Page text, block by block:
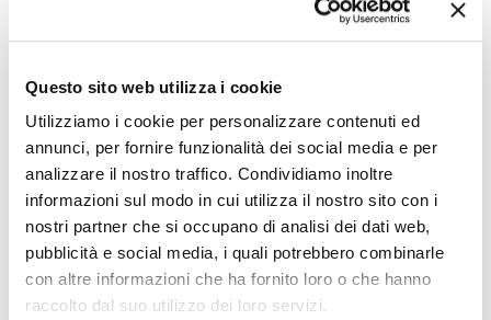
Questo sito web utilizza i cookie
Utilizziamo i cookie per personalizzare contenuti ed
annunci, per fornire funzionalità dei social media e per
analizzare il nostro traffico. Condividiamo inoltre
informazioni sul modo in cui utilizza il nostro sito con i
nostri partner che si occupano di analisi dei dati web,
pubblicità e social media, i quali potrebbero combinarle
con altre informazioni che ha fornito loro o che hanno
raccolto dal suo utilizzo dei loro servizi.
Leggi tutto
22.09.2021 – Il Resto del Carlino – Le opere d’arte
che aiutano i bimbi malati
L’articolo de Il Resto del Carlino relativo a
“Artisti per Casa Gialla”. Una Mostra Collettiva
dedicata ad Ageop Ricerca Prima una mostra in
Sala borsa, poi[…]